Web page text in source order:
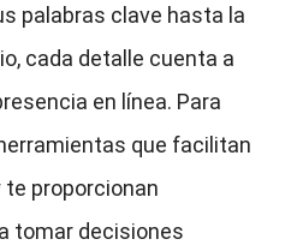
palabras clave hasta la
cada detalle cuenta a
en línea. Para
que facilitan
proporcionan
tomar decisiones